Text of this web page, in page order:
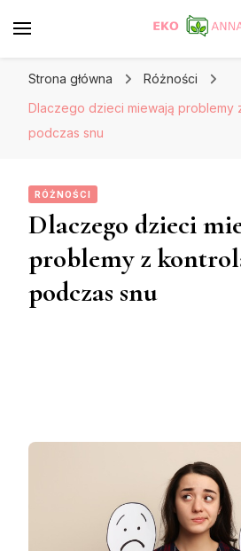
Strona główna
Różności
Dlaczego dzieci miewają problemy
podczas snu
RÓŻNOŚCI
Dlaczego dzieci
problemy z
podczas snu